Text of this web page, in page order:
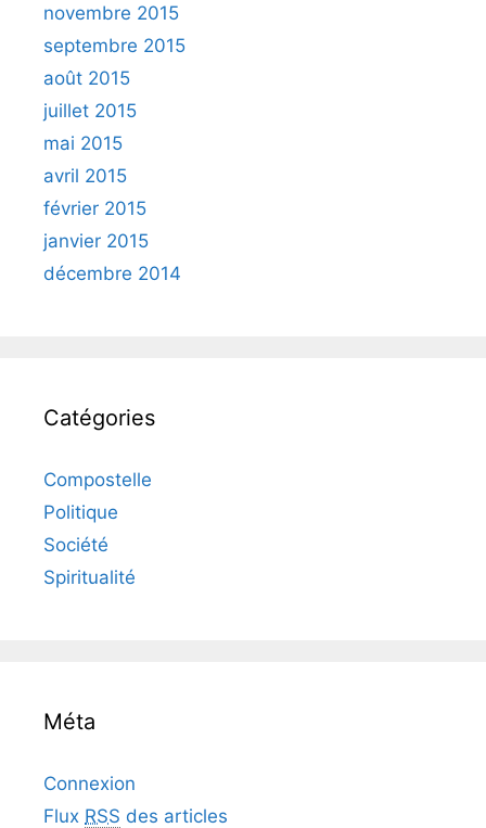
novembre 2015
septembre 2015
août 2015
juillet 2015
mai 2015
avril 2015
février 2015
janvier 2015
décembre 2014
Catégories
Compostelle
Politique
Société
Spiritualité
Méta
Connexion
Flux RSS des articles